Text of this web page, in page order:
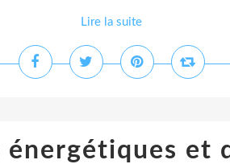
Lire la suite
énergétiques et